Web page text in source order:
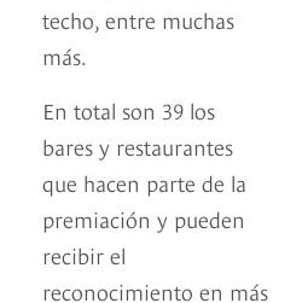
techo, entre muchas
más.
En total son 39 los
bares y restaurantes
que hacen parte de la
premiación y pueden
recibir el
reconocimiento en más